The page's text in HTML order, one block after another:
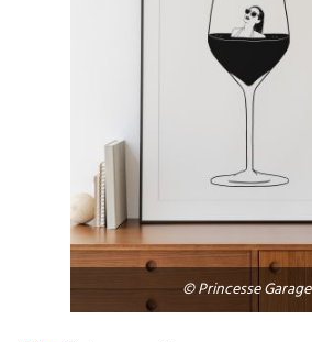
© Princesse Garage